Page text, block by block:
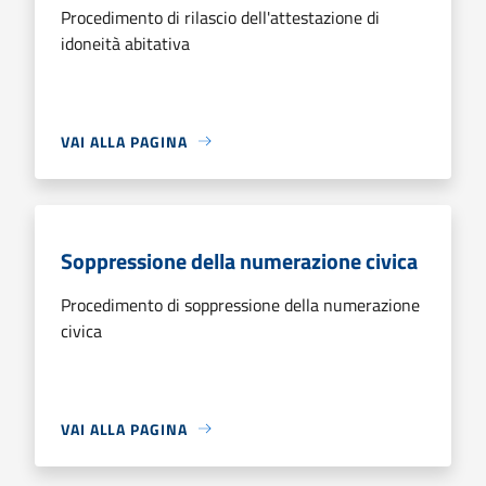
Procedimento di rilascio dell'attestazione di
idoneità abitativa
VAI ALLA PAGINA
Soppressione della numerazione civica
Procedimento di soppressione della numerazione
civica
VAI ALLA PAGINA